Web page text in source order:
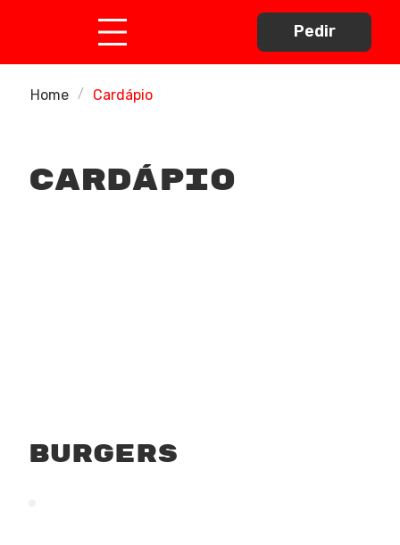
Pedir
Home / Cardápio
cardápio
burgers